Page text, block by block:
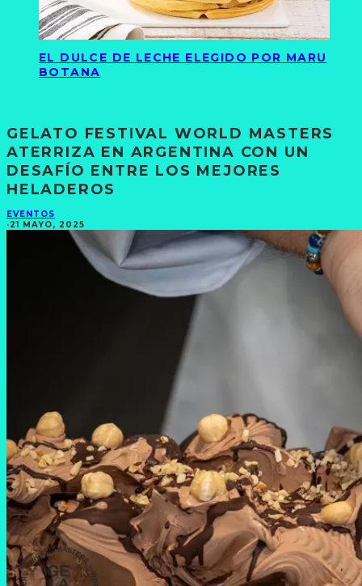
EL DULCE DE LECHE ELEGIDO POR MARU
BOTANA
GELATO FESTIVAL WORLD MASTERS
ATERRIZA EN ARGENTINA CON UN
DESAFÍO ENTRE LOS MEJORES
HELADEROS
EVENTOS
·21 MAYO, 2025